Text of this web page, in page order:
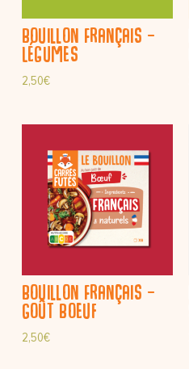
Bouillon Français –
Légumes
2,50€
Bouillon Français –
Goût Boeuf
2,50€